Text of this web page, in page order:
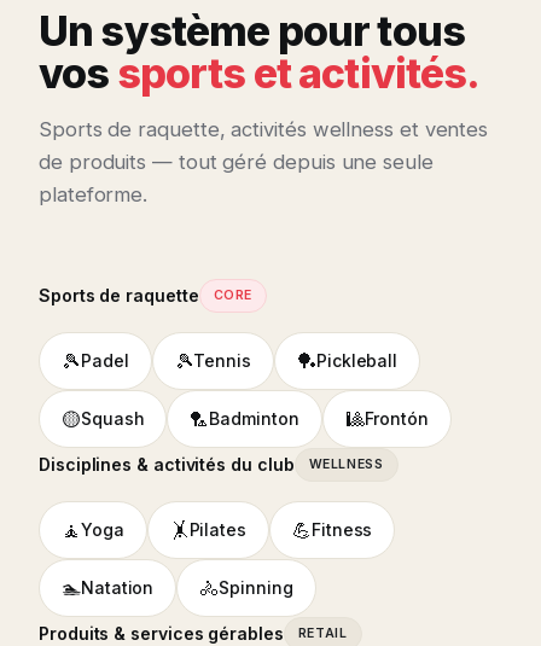
Un système pour tous
vossports et activités.
Sports de raquette, activités wellness et ventes
de produits — tout géré depuis une seule
plateforme.
Sports de raquette CORE
🎾Padel 🎾Tennis 🏓Pickleball
🟡Squash 🏸Badminton 🎱Frontón
Disciplines & activités du club WELLNESS
🧘Yoga 🤸 Pilates 💪Fitness
🏊Natation 🚴Spinning
Produits & services gérables RETAIL